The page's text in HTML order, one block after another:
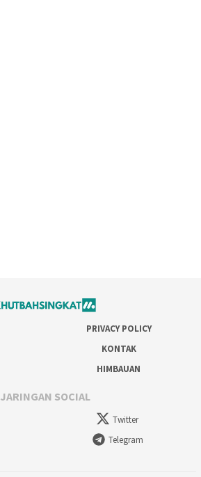
PRIVACY POLICY
KONTAK
HIMBAUAN
JARINGAN SOCIAL
Twitter
Telegram